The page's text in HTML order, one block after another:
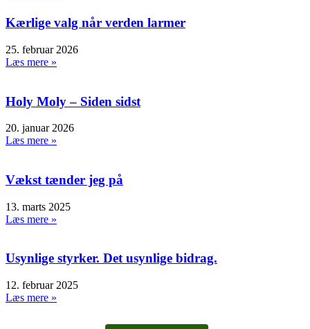
Kærlige valg når verden larmer
25. februar 2026
Læs mere »
Holy Moly – Siden sidst
20. januar 2026
Læs mere »
Vækst tænder jeg på
13. marts 2025
Læs mere »
Usynlige styrker. Det usynlige bidrag.
12. februar 2025
Læs mere »